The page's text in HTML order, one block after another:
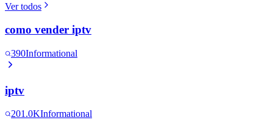
Ver todos
como vender iptv
390Informational
iptv
201.0KInformational